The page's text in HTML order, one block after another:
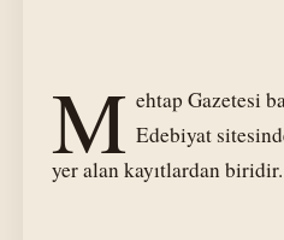
M ehtap Gazetesi
Edebiyat
yer alan kayıtlardan biridir.